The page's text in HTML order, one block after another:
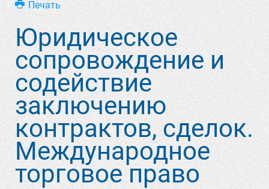
Печать
Юридическое
сопровождение и
содействие
заключению
контрактов, сделок.
Международное
торговое право